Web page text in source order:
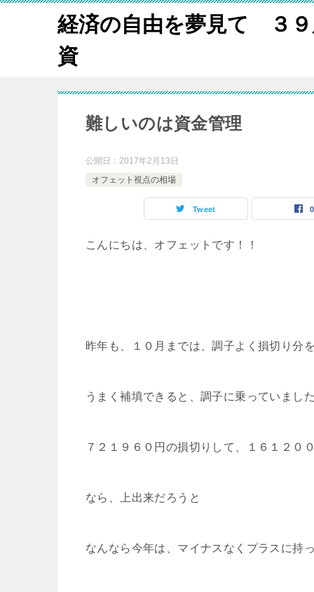
経済の自由を夢見て ３
資
難しいのは資金管理
公開日： 2017年2月13日
オフェット視点の相場
Tweet 0
こんにちは、オフェットです！！
昨年も、１０月までは、調子よく損切り分を
うまく補填できると、調子に乗っていました
７２１９６０円の損切りして、１６１２０
なら、上出来だろうと
なんなら今年は、マイナスなくプラスに持